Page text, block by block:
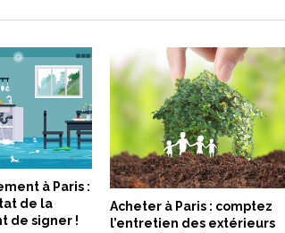
à Paris :
de la
de signer !
Acheter à Paris : comptez
l’entretien des extérieurs